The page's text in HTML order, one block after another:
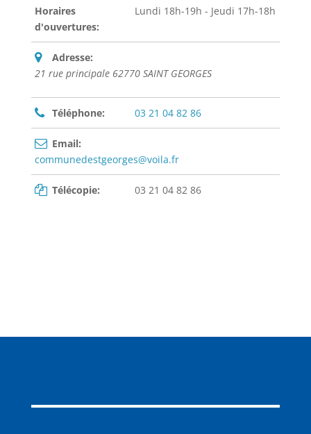
Horaires
d'ouvertures:
Lundi 18h-19h - Jeudi 17h-18h
Adresse:
21 rue principale 62770 SAINT GEORGES
Téléphone: 03 21 04 82 86
Email:
communedestgeorges@voila.fr
Télécopie: 03 21 04 82 86